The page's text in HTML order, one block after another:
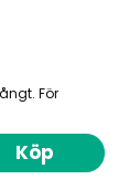
För
Köp